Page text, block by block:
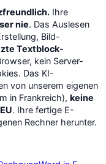
Ihre
nie. Das Auslesen
Bild-
Textblock-
kein Server-
Das KI-
von unserem eigenen
in Frankreich), keine
. Ihre fertige E-
Rechner herunter.